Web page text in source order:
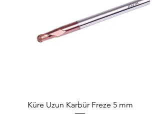
Küre Uzun Karbür Freze 5 mm